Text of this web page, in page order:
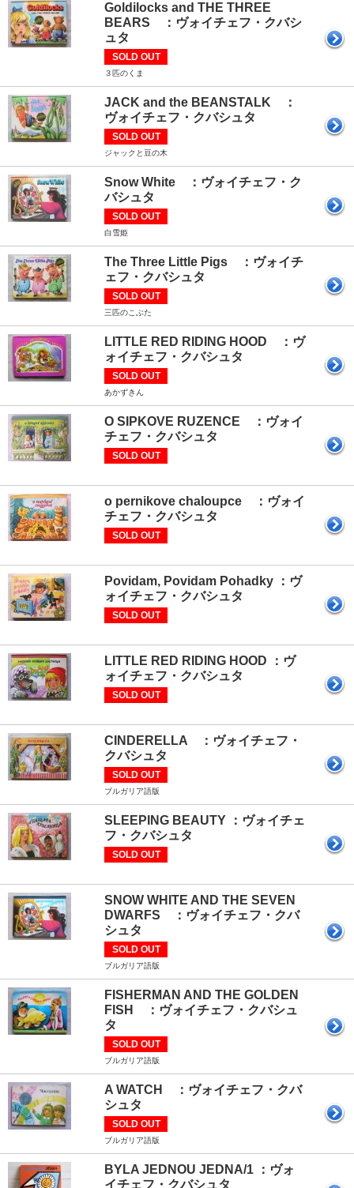
Goldilocks and THE THREE
BEARS ：ヴォイチェフ・クバシ
ュタ
SOLD OUT
３匹のくま
JACK and the BEANSTALK ：
ヴォイチェフ・クバシュタ
SOLD OUT
ジャックと豆の木
Snow White ：ヴォイチェフ・ク
バシュタ
SOLD OUT
白雪姫
The Three Little Pigs ：ヴォイチ
ェフ・クバシュタ
SOLD OUT
三匹のこぶた
LITTLE RED RIDING HOOD ：ヴ
ォイチェフ・クバシュタ
SOLD OUT
あかずきん
O SIPKOVE RUZENCE ：ヴォイ
チェフ・クバシュタ
SOLD OUT
o pernikove chaloupce ：ヴォイ
チェフ・クバシュタ
SOLD OUT
Povidam, Povidam Pohadky ：ヴ
ォイチェフ・クバシュタ
SOLD OUT
LITTLE RED RIDING HOOD ：ヴ
ォイチェフ・クバシュタ
SOLD OUT
CINDERELLA ：ヴォイチェフ・
クバシュタ
SOLD OUT
ブルガリア語版
SLEEPING BEAUTY ：ヴォイチェ
フ・クバシュタ
SOLD OUT
SNOW WHITE AND THE SEVEN
DWARFS ：ヴォイチェフ・クバ
シュタ
SOLD OUT
ブルガリア語版
FISHERMAN AND THE GOLDEN
FISH ：ヴォイチェフ・クバシュ
タ
SOLD OUT
ブルガリア語版
A WATCH ：ヴォイチェフ・クバ
シュタ
SOLD OUT
ブルガリア語版
BYLA JEDNOU JEDNA/1 ：ヴォ
イチェフ・クバシュタ